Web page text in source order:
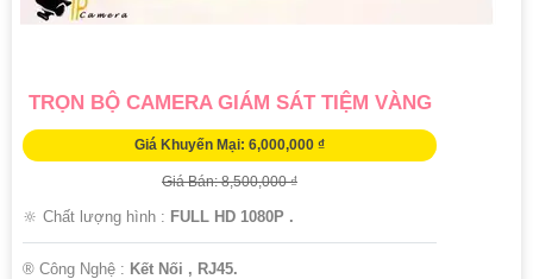
TRỌN BỘ CAMERA GIÁM SÁT TIỆM VÀNG
Giá Khuyến Mại: 6,000,000 ₫
Giá Bán: 8,500,000 ₫
🔆 Chất lượng hình : FULL HD 1080P .
®️ Công Nghệ : Kết Nối , RJ45.